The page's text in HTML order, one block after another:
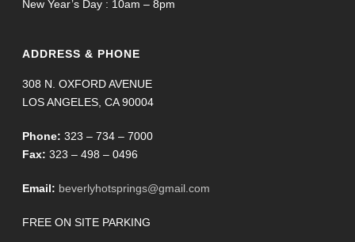
New Year’s Day : 10am – 8pm
ADDRESS & PHONE
308 N. OXFORD AVENUE
LOS ANGELES, CA 90004
Phone: 323 – 734 – 7000
Fax: 323 – 498 – 0496
Email: beverlyhotsprings@gmail.com
FREE ON SITE PARKING